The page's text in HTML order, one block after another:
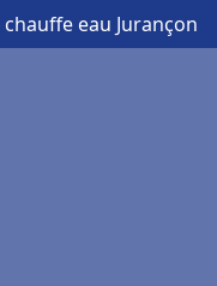
eau Jurançon